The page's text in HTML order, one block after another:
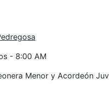
- 8:00 AM
Menor y Acordeón